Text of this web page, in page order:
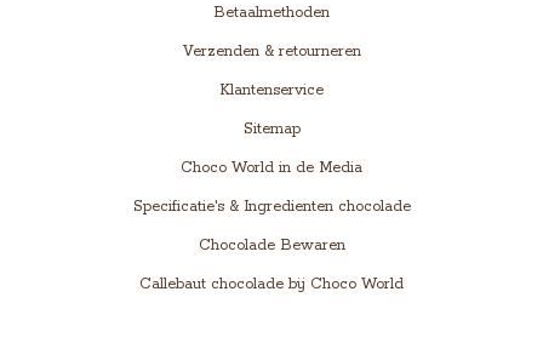
Betaalmethoden
Verzenden & retourneren
Klantenservice
Sitemap
Choco World in de Media
Specificatie's & Ingredienten chocolade
Chocolade Bewaren
Callebaut chocolade bij Choco World